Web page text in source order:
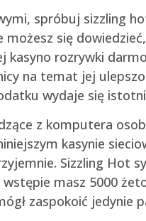
spróbuj sizzling
się
kasyno rozrywki
na temat jej
wydaje się
z komputera
kasynie
Sizzling Hot
masz 5000
zaspokoić jedynie